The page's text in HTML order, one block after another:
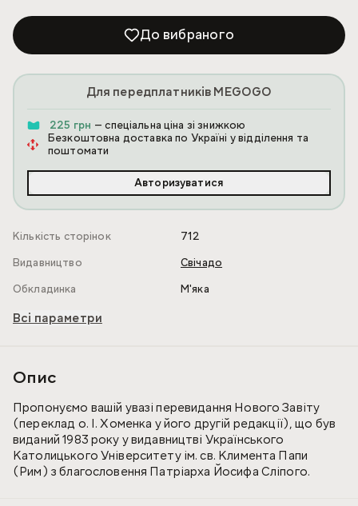
До вибраного
Для передплатників MEGOGO
225 грн — спеціальна ціна зі знижкою
Безкоштовна доставка по Україні у відділення та
поштомати
Авторизуватися
Кількість сторінок
712
Видавництво
Свічадо
Обкладинка
М'яка
Всі параметри
Опис
Пропонуємо вашій увазі перевидання Нового Завіту
(переклад о. І. Хоменка у його другій редакції), що був
виданий 1983 року у видавництві Українського
Католицького Університету ім. св. Климента Папи
(Рим) з благословення Патріарха Йосифа Сліпого.